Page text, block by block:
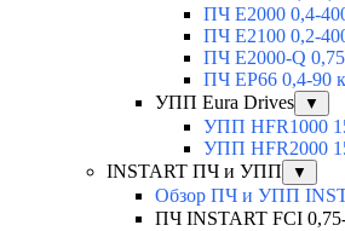
ПЧ E2000 0,4-
ПЧ E2100 0,2-
ПЧ E2000-Q
ПЧ EP66 0,4-90
УПП Eura Drives
▼
УПП HFR1000
УПП HFR2000
INSTART ПЧ и УПП
▼
Обзор ПЧ и УПП
ПЧ INSTART FCI